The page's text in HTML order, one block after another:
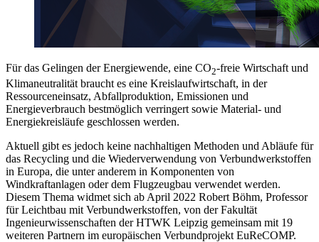
Für das Gelingen der Energiewende, eine CO2-freie Wirtschaft und
Klimaneutralität braucht es eine Kreislaufwirtschaft, in der
Ressourceneinsatz, Abfallproduktion, Emissionen und
Energieverbrauch bestmöglich verringert sowie Material- und
Energiekreisläufe geschlossen werden.
Aktuell gibt es jedoch keine nachhaltigen Methoden und Abläufe für
das Recycling und die Wiederverwendung von Verbundwerkstoffen
in Europa, die unter anderem in Komponenten von
Windkraftanlagen oder dem Flugzeugbau verwendet werden.
Diesem Thema widmet sich ab April 2022 Robert Böhm, Professor
für Leichtbau mit Verbundwerkstoffen, von der Fakultät
Ingenieurwissenschaften der HTWK Leipzig gemeinsam mit 19
weiteren Partnern im europäischen Verbundprojekt EuReCOMP.